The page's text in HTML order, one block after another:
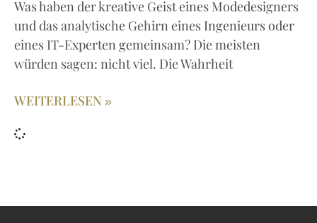
Was haben der kreative Geist eines Modedesigners
und das analytische Gehirn eines Ingenieurs oder
eines IT-Experten gemeinsam? Die meisten
würden sagen: nicht viel. Die Wahrheit
WEITERLESEN »